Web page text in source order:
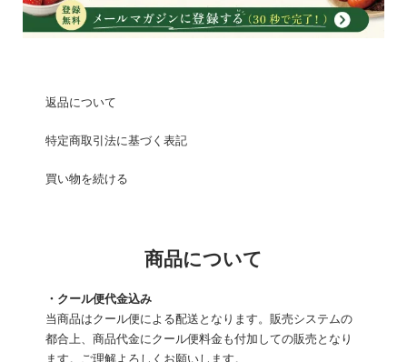
返品について
特定商取引法に基づく表記
買い物を続ける
商品について
・クール便代金込み
当商品はクール便による配送となります。販売システムの
都合上、商品代金にクール便料金も付加しての販売となり